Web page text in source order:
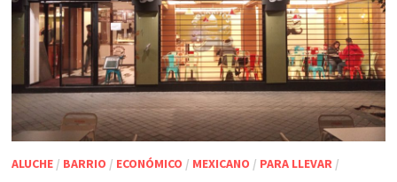
ALUCHE/ BARRIO / ECONÓMICO / MEXICANO / PARA LLEVAR/